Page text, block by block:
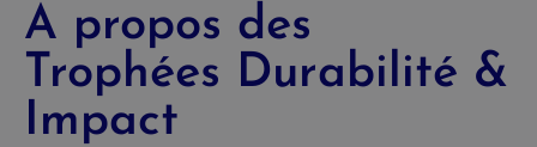
A propos des
Trophées Durabilité &
Impact